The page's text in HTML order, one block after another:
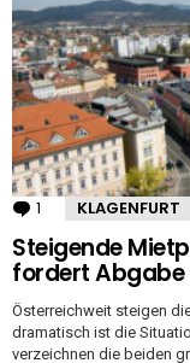
1 Kommentar
KLAGENFURT
Steigende
fordert Abgabe
Österreichweit steigen
dramatisch ist die
verzeichnen die beiden